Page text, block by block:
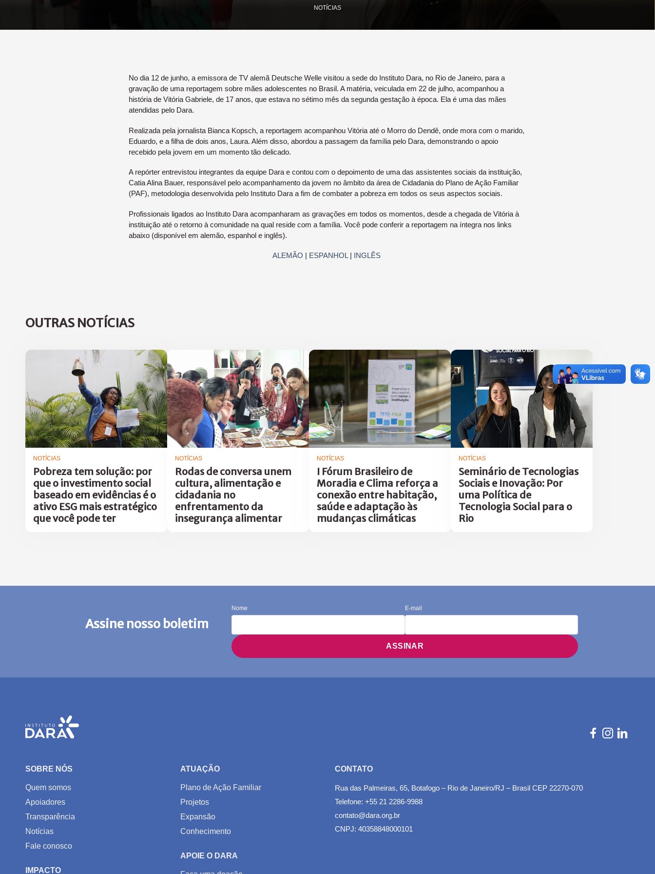
NOTÍCIAS
No dia 12 de junho, a emissora de TV alemã Deutsche Welle visitou a sede do Instituto Dara, no Rio de Janeiro, para a
gravação de uma reportagem sobre mães adolescentes no Brasil. A matéria, veiculada em 22 de julho, acompanhou a
história de Vitória Gabriele, de 17 anos, que estava no sétimo mês da segunda gestação à época. Ela é uma das mães
atendidas pelo Dara.
Realizada pela jornalista Bianca Kopsch, a reportagem acompanhou Vitória até o Morro do Dendê, onde mora com o marido,
Eduardo, e a filha de dois anos, Laura. Além disso, abordou a passagem da família pelo Dara, demonstrando o apoio
recebido pela jovem em um momento tão delicado.
A repórter entrevistou integrantes da equipe Dara e contou com o depoimento de uma das assistentes sociais da instituição,
Catia Alina Bauer, responsável pelo acompanhamento da jovem no âmbito da área de Cidadania do Plano de Ação Familiar
(PAF), metodologia desenvolvida pelo Instituto Dara a fim de combater a pobreza em todos os seus aspectos sociais.
Profissionais ligados ao Instituto Dara acompanharam as gravações em todos os momentos, desde a chegada de Vitória à
instituição até o retorno à comunidade na qual reside com a família. Você pode conferir a reportagem na íntegra nos links
abaixo (disponível em alemão, espanhol e inglês).
ALEMÃO | ESPANHOL | INGLÊS
OUTRAS NOTÍCIAS
NOTÍCIAS
Pobreza tem solução: por
que o investimento social
baseado em evidências é o
ativo ESG mais estratégico
que você pode ter
NOTÍCIAS
Rodas de conversa unem
cultura, alimentação e
cidadania no
enfrentamento da
insegurança alimentar
NOTÍCIAS
I Fórum Brasileiro de
Moradia e Clima reforça a
conexão entre habitação,
saúde e adaptação às
mudanças climáticas
NOTÍCIAS
Seminário de Tecnologias
Sociais e Inovação: Por
uma Política de
Tecnologia Social para o
Rio
Assine nosso boletim
Nome E-mail
SOBRE NÓS
Quem somos
Apoiadores
Transparência
Notícias
Fale conosco
IMPACTO
ATUAÇÃO
Plano de Ação Familiar
Projetos
Expansão
Conhecimento
APOIE O DARA
CONTATO
Rua das Palmeiras, 65, Botafogo – Rio de Janeiro/RJ – Brasil CEP 22270-070
Telefone: +55 21 2286-9988
contato@dara.org.br
CNPJ: 40358848000101